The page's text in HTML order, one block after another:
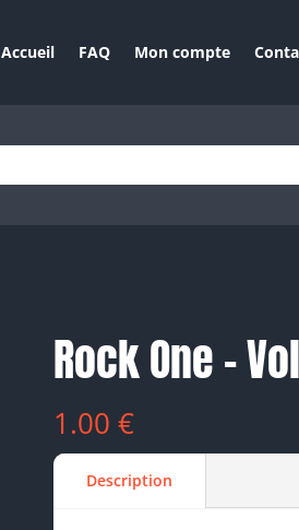
Accueil FAQ Mon compte
Rock One –
1.00€
Description